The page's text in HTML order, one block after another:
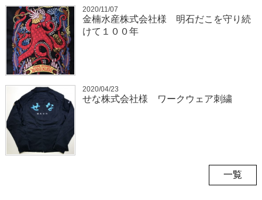
2020/11/07
金楠水産株式会社様 明石だこを守り続
けて１００年
2020/04/23
せな株式会社様 ワークウェア刺繍
一覧